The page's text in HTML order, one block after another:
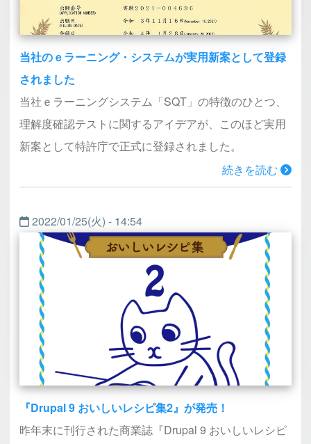
当社のｅラーニング・システムが実用新案として登録
されました
当社ｅラーニングシステム「SQT」の特徴のひとつ、
理解度確認テストに関するアイデアが、このほど実用
新案として特許庁で正式に登録されました。
続きを読む
2022/01/25(火) - 14:54
『Drupal 9 おいしいレシピ集2』が発売！
昨年末に刊行された商業誌『Drupal 9 おいしいレシピ